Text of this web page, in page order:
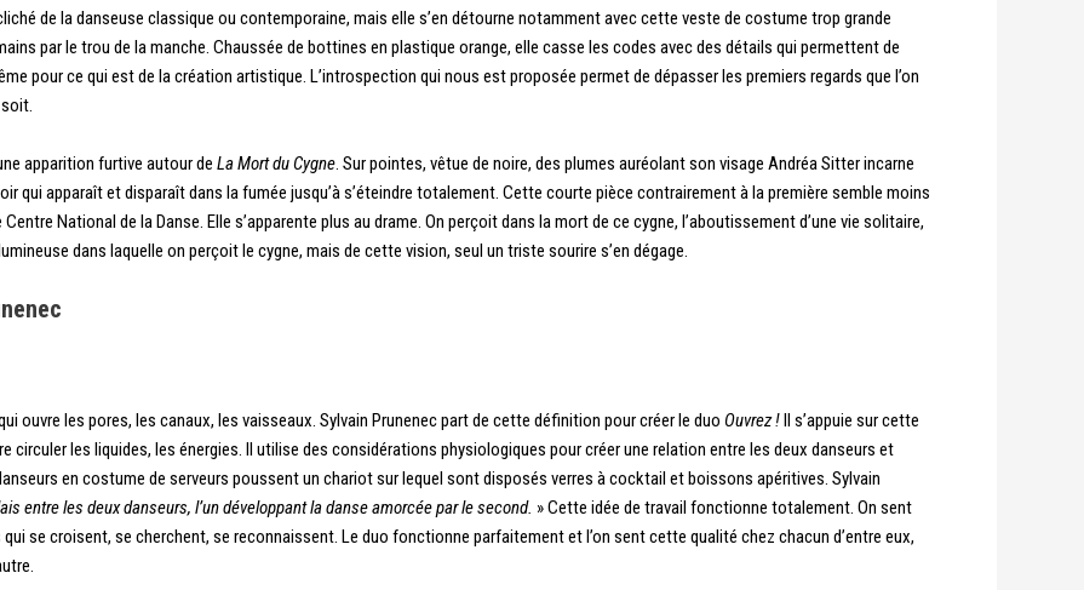
de la danseuse classique ou contemporaine, mais elle s’en détourne notamment avec cette veste de costume trop grande
par le trou de la manche. Chaussée de bottines en plastique orange, elle casse les codes avec des détails qui permettent de
pour ce qui est de la création artistique. L’introspection qui nous est proposée permet de dépasser les premiers regards que l’on
apparition furtive autour de La Mort du Cygne. Sur pointes, vêtue de noire, des plumes auréolant son visage Andréa Sitter incarne
qui apparaît et disparaît dans la fumée jusqu’à s’éteindre totalement. Cette courte pièce contrairement à la première semble moins
National de la Danse. Elle s’apparente plus au drame. On perçoit dans la mort de ce cygne, l’aboutissement d’une vie solitaire,
dans laquelle on perçoit le cygne, mais de cette vision, seul un triste sourire s’en dégage.
ouvre les pores, les canaux, les vaisseaux. Sylvain Prunenec part de cette définition pour créer le duo Ouvrez !Il s’appuie sur cette
circuler les liquides, les énergies. Il utilise des considérations physiologiques pour créer une relation entre les deux danseurs et
en costume de serveurs poussent un chariot sur lequel sont disposés verres à cocktail et boissons apéritives. Sylvain
entre les deux danseurs, l’un développant la danse amorcée par le second. » Cette idée de travail fonctionne totalement. On sent
se croisent, se cherchent, se reconnaissent. Le duo fonctionne parfaitement et l’on sent cette qualité chez chacun d’entre eux,